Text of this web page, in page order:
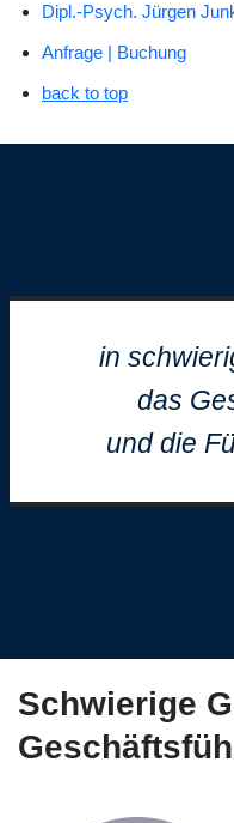
Dipl.-Psych. Jürgen
Anfrage | Buchung
back to top
in
das
und die
Schwierige